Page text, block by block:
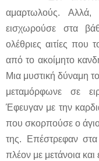
αμαρτωλούς. Αλλά,
εισχωρούσε στα
ολέθριες αιτίες που
από το ακοίμητο
Μια μυστική δύναμη
μεταμόρφωνε σε
Έφευγαν με την
που σκορπούσε ο
της. Επέστρεφαν στα
πλέον με μετάνοια